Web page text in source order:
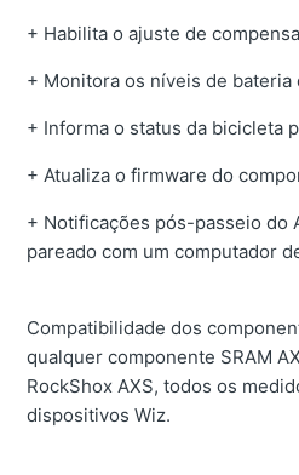
+ Habilita o ajuste de
+ Monitora os níveis de bateria
+ Informa o status da bicicleta
+ Atualiza o firmware do
+ Notificações pós-passeio do
pareado com um computador
Compatibilidade dos
qualquer componente SRAM
RockShox AXS, todos os
dispositivos Wiz.